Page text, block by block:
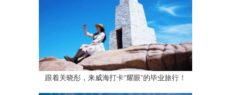
跟着关晓彤，来威海打卡“耀眼”的毕业旅行！